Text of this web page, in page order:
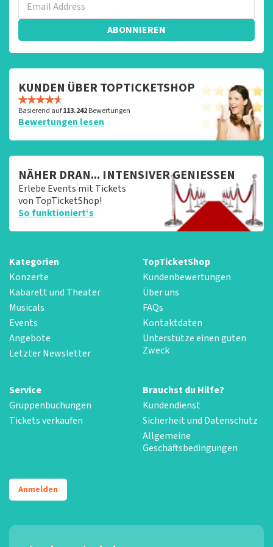
verkooppunt. Meer kunnen wij niet doen. Wij hopen dat
u ondanks de hogere prijs toch een fantastische avond
heeft gehad. Met vriendelijke groeten, Joost
Topticketshop
ABONNIEREN
KUNDEN ÜBER TOPTICKETSHOP
Basierend auf113.242Bewertungen
Bewertungen lesen
NÄHER DRAN... INTENSIVER GENIESSEN
Erlebe Events mit Tickets
von TopTicketShop!
So funktioniert‘s
Kategorien
Konzerte
Kabarett und Theater
Musicals
Events
Angebote
Letzter Newsletter
TopTicketShop
Kundenbewertungen
Über uns
FAQs
Kontaktdaten
Unterstütze einen guten
Zweck
Service
Gruppenbuchungen
Tickets verkaufen
Brauchst du Hilfe?
Kundendienst
Sicherheit und Datenschutz
Allgemeine
Geschäftsbedingungen
Anmelden